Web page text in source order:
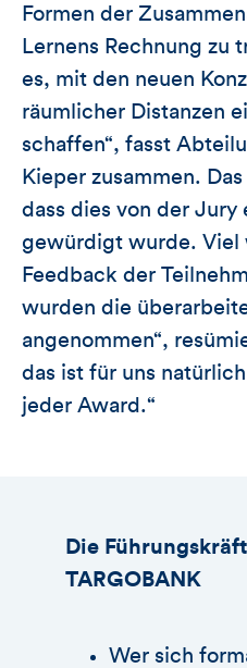
Formen der
Lernens Rechnung zu
es, mit den neuen
räumlicher Distanzen
schaffen“, fasst
Kieper zusammen.
dass dies von der Jury
gewürdigt wurde. Viel
Feedback der
wurden die
angenommen“,
das ist für uns
jeder Award.“
Die
TARGOBANK
Wer sich